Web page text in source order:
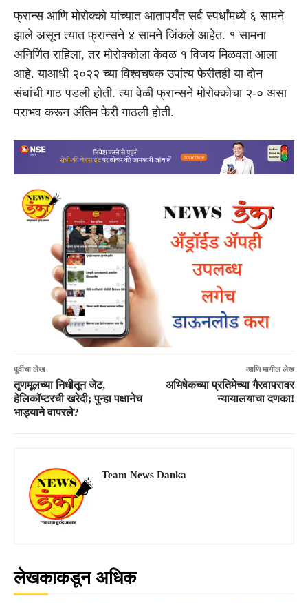
फ्रान्स आणि मोरोक्को यांच्यात आतापर्यंत सर्व स्पर्धांमध्ये ६ सामने
झाले असून त्यात फ्रान्सने ४ सामने जिंकले आहेत. १ सामना
अनिर्णित राहिला, तर मोरोक्कोला केवळ १ विजय मिळवता आला
आहे. याआधी २०२२ च्या विश्वचषक उपांत्य फेरीतही या दोन
संघांची गाठ पडली होती. त्या वेळी फ्रान्सने मोरोक्कोचा २-० असा
पराभव करून अंतिम फेरी गाठली होती.
पूर्वीचा लेख
तृणमूलच्या निधीतून जेट,
हेलिकॉप्टरची खरेदी; पुन्हा पक्षानेच
भाड्याने वापरले?
आणि मागील लेख
अभिषेकच्या प्रतिमेच्या गैरवापरावर
न्यायालयाचा दणका!
Team News Danka
लेखकाकडून अधिक